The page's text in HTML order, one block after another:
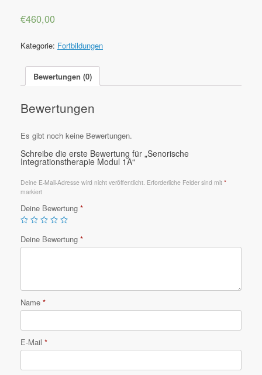
€460,00
Kategorie: Fortbildungen
Bewertungen (0)
Bewertungen
Es gibt noch keine Bewertungen.
Schreibe die erste Bewertung für „Senorische
Integrationstherapie Modul 1A“
Deine E-Mail-Adresse wird nicht veröffentlicht. Erforderliche Felder sind mit *
markiert
Deine Bewertung *
Deine Bewertung *
Name *
E-Mail *